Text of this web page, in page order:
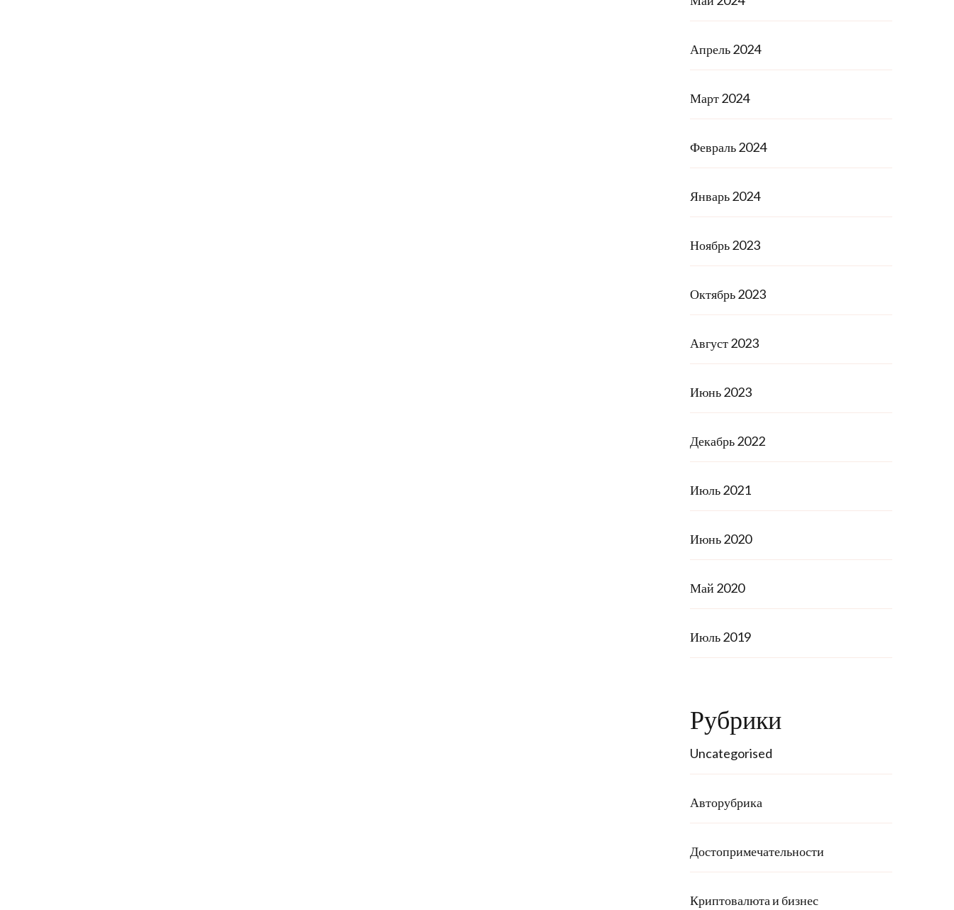
Апрель 2024
Март 2024
Февраль 2024
Январь 2024
Ноябрь 2023
Октябрь 2023
Август 2023
Июнь 2023
Декабрь 2022
Июль 2021
Июнь 2020
Май 2020
Июль 2019
Рубрики
Uncategorised
Авторубрика
Достопримечательности
Криптовалюта и бизнес